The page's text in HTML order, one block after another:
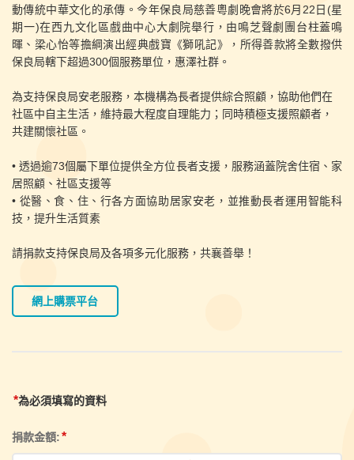
動傳統中華文化的承傳。今年保良局慈善粵劇晚會將於6月22日(星
期一)在西九文化區戲曲中心大劇院舉行，由鳴芝聲劇團台柱蓋鳴
暉、梁心怡等擔綱演出經典戲寶《獅吼記》，所得善款將全數撥供
保良局轄下超過300個服務單位，惠澤社群。
為支持保良局安老服務，本機構為長者提供綜合照顧，協助他們在
社區中自主生活，維持最大程度自理能力；同時積極支援照顧者，
共建關懷社區。
• 透過逾73個屬下單位提供全方位長者支援， 服務涵蓋院舍住宿、家
居照顧、社區支援等
• 從醫、食、住、行各方面協助居家安老，並推動長者運用智能科
技，提升生活質素
請捐款支持保良局及各項多元化服務，共襄善舉！
網上購票平台
*為必須填寫的資料
捐款金額:*